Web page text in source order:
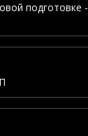
подготовке -